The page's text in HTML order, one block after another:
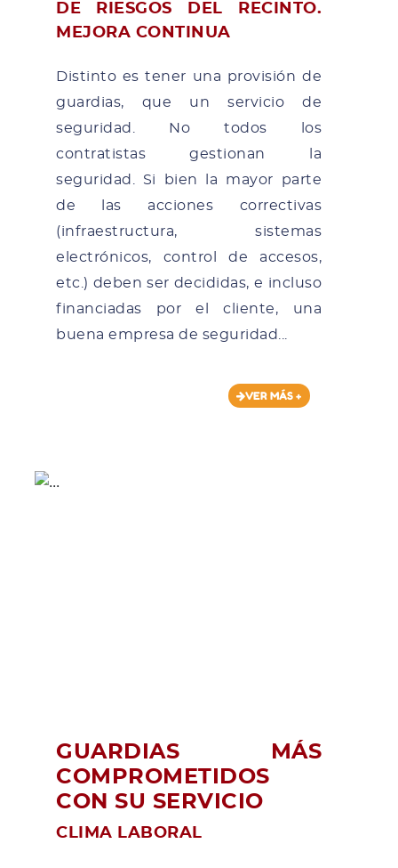
DE RIESGOS DEL RECINTO.
MEJORA CONTINUA
Distinto es tener una provisión de
guardias, que un servicio de
seguridad. No todos los
contratistas gestionan la
seguridad. Si bien la mayor parte
de las acciones correctivas
(infraestructura, sistemas
electrónicos, control de accesos,
etc.) deben ser decididas, e incluso
financiadas por el cliente, una
buena empresa de seguridad...
VER MÁS +
GUARDIAS MÁS
COMPROMETIDOS
CON SU SERVICIO
CLIMA LABORAL